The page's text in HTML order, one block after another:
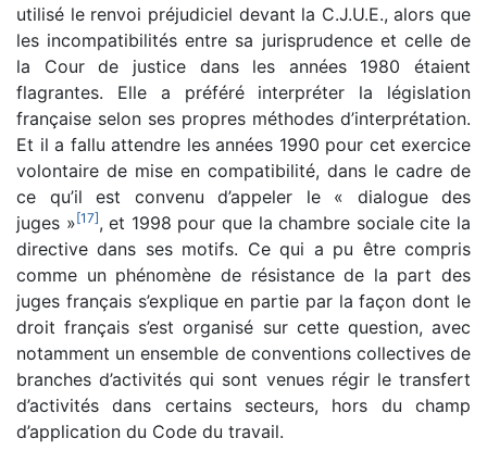
utilisé le renvoi préjudiciel devant la C.J.U.E., alors que
les incompatibilités entre sa jurisprudence et celle de
la Cour de justice dans les années 1980 étaient
flagrantes. Elle a préféré interpréter la législation
française selon ses propres méthodes d’interprétation.
Et il a fallu attendre les années 1990 pour cet exercice
volontaire de mise en compatibilité, dans le cadre de
ce qu’il est convenu d’appeler le « dialogue des
juges »[17], et 1998 pour que la chambre sociale cite la
directive dans ses motifs. Ce qui a pu être compris
comme un phénomène de résistance de la part des
juges français s’explique en partie par la façon dont le
droit français s’est organisé sur cette question, avec
notamment un ensemble de conventions collectives de
branches d’activités qui sont venues régir le transfert
d’activités dans certains secteurs, hors du champ
d’application du Code du travail.